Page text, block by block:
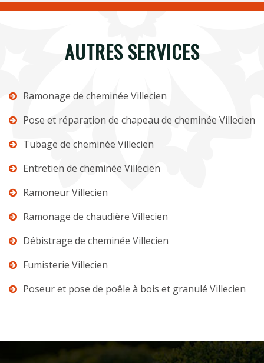
AUTRES SERVICES
Ramonage de cheminée Villecien
Pose et réparation de chapeau de cheminée Villecien
Tubage de cheminée Villecien
Entretien de cheminée Villecien
Ramoneur Villecien
Ramonage de chaudière Villecien
Débistrage de cheminée Villecien
Fumisterie Villecien
Poseur et pose de poêle à bois et granulé Villecien